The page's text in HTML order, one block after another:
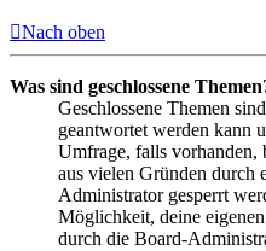
Nach oben
Was sind geschlossene
Geschlossene Themen
geantwortet werden kann
Umfrage, falls vorhanden,
aus vielen Gründen durch
Administrator gesperrt
Möglichkeit, deine
durch die Board-